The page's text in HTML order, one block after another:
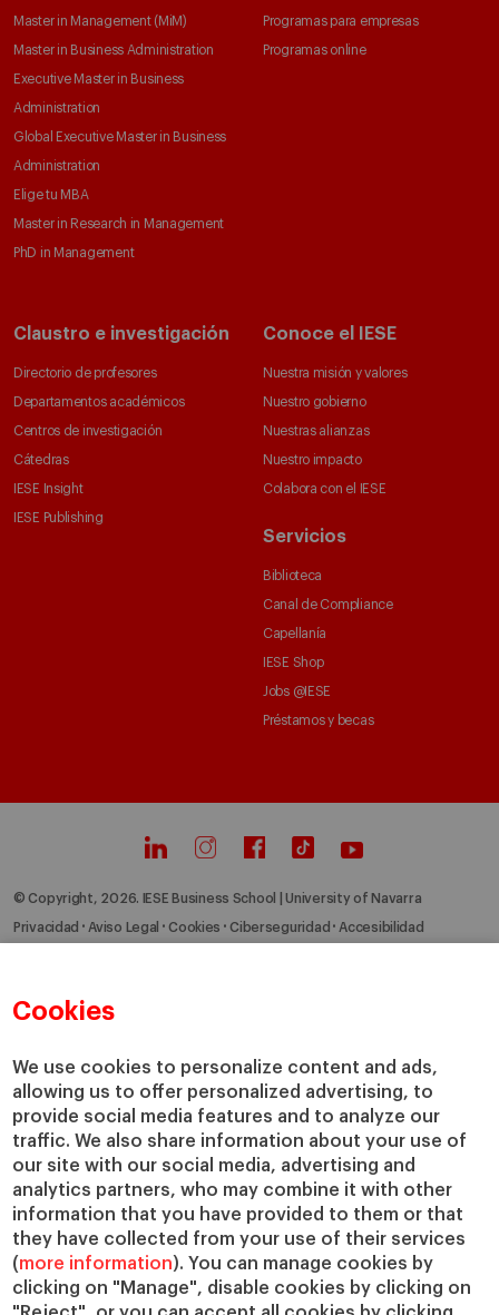
Cookies
We use cookies to personalize content and ads,
allowing us to offer personalized advertising, to
provide social media features and to analyze our
traffic. We also share information about your use of
our site with our social media, advertising and
analytics partners, who may combine it with other
information that you have provided to them or that
they have collected from your use of their services
(more information). You can manage cookies by
clicking on "Manage", disable cookies by clicking on
Master in Management (MiM)
Master in Business Administration
Executive Master in Business
Administration
Global Executive Master in Business
Administration
Elige tu MBA
Master in Research in Management
PhD in Management
Programas para empresas
Programas online
Claustro e investigación
Directorio de profesores
Departamentos académicos
Centros de investigación
Cátedras
IESE Insight
IESE Publishing
Conoce el IESE
Nuestra misión y valores
Nuestro gobierno
Nuestras alianzas
Nuestro impacto
Colabora con el IESE
Servicios
Biblioteca
Canal de Compliance
Capellanía
IESE Shop
Jobs @IESE
Préstamos y becas
© Copyright, 2026. IESE Business School | University of Navarra
Privacidad Aviso Legal Cookies Ciberseguridad Accesibilidad